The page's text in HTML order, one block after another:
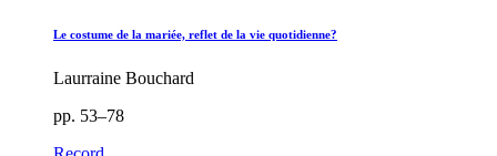
Le costume de la mariée, reflet de la vie quotidienne?
Laurraine Bouchard
pp. 53–78